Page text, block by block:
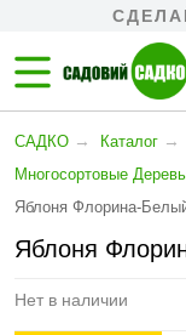
САДКО → Каталог →
Многосортовые
Яблоня Флорина-
Яблоня
Нет в наличии